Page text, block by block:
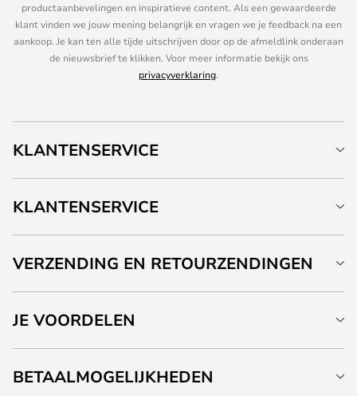
productaanbevelingen en inspiratieve content. Als een gewaardeerde
klant vinden we jouw mening belangrijk en vragen we je feedback na een
aankoop. Je kan ten alle tijde uitschrijven door op de afmeldlink onderaan
de nieuwsbrief te klikken. Voor meer informatie bekijk ons
privacyverklaring.
KLANTENSERVICE
KLANTENSERVICE
VERZENDING EN RETOURZENDINGEN
JE VOORDELEN
BETAALMOGELIJKHEDEN